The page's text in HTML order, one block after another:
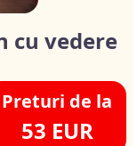
cu vedere
Preturi de la
53 EUR